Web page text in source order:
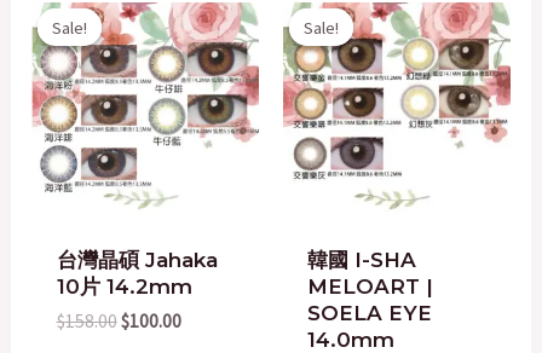
Sale!
Sale!
台灣晶碩 Jahaka
10片 14.2mm
$158.00
Original
price
was:
$158.00.
$100.00
Current
price
is:
$100.00.
Sale!
Sale!
韓國 I-SHA
MELOART |
SOELA EYE
14.0mm
Original
price
was:
$200.00.
Current
price
is:
$50.00.